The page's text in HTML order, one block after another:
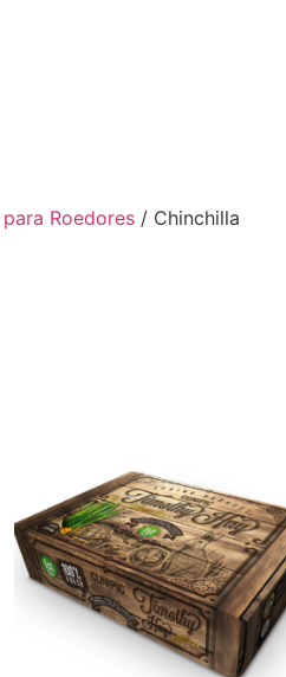
Roedores / Chinchilla